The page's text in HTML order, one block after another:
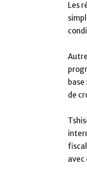
Les
de
avec